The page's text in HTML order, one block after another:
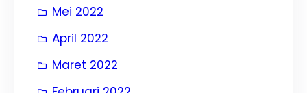
Mei 2022
April 2022
Maret 2022